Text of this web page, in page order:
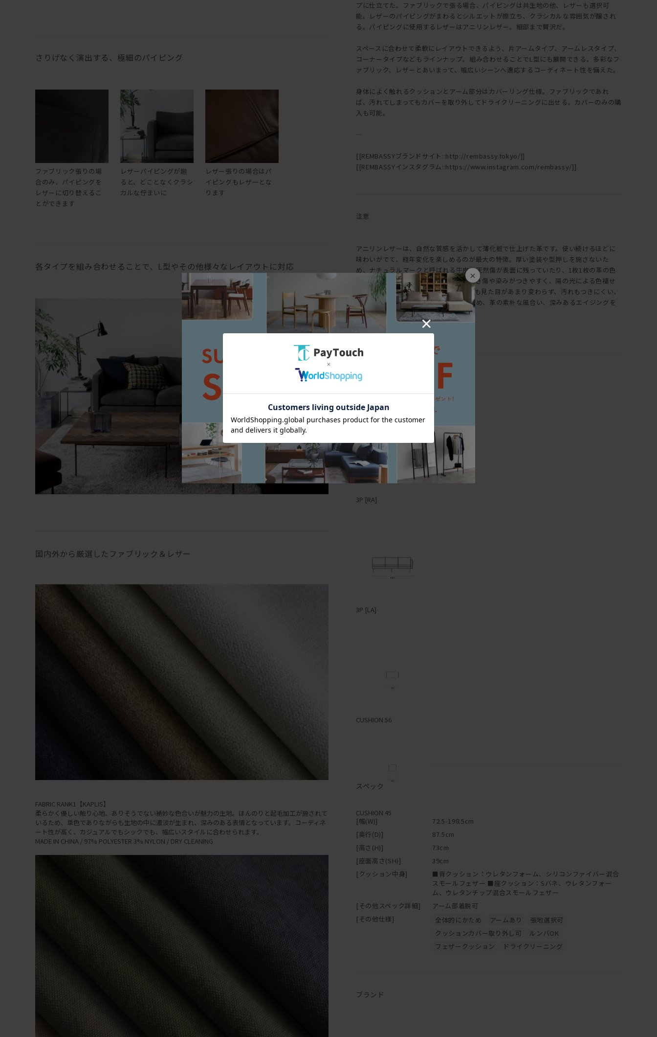
×
さりげなく演出する、極細のパイピング
ファブリック張りの場
合のみ、パイピングを
レザーに切り替えるこ
とができます
レザーパイピングが廻
ると、どことなくクラシ
カルな佇まいに
レザー張りの場合はパ
イピングもレザーとな
ります
各タイプを組み合わせることで、L型やその他様々なレイアウトに対応
国内外から厳選したファブリック＆レザー
FABRIC RANK1【KAPLIS】
柔らかく優しい触り心地、ありそうでない絶妙な色合いが魅力の生地。ほんのりと起毛加工が施されて
いるため、単色でありながらも生地の中に濃淡が生まれ、深みのある表情となっています。コーディネ
ート性が高く、カジュアルでもシックでも、幅広いスタイルに合わせられます。
MADE IN CHINA / 97% POLYESTER 3% NYLON / DRY CLEANING
プに仕立てた。ファブリックで張る場合、パイピングは共生地の他、レザーも選択可
能。レザーのパイピングがまわるとシルエットが際立ち、クラシカルな雰囲気が醸され
る。パイピングに使用するレザーはアニリンレザー。細部まで贅沢だ。
スペースに合わせて柔軟にレイアウトできるよう、片アームタイプ、アームレスタイプ、
コーナータイプなどもラインナップ。組み合わせることでL型にも展開できる。多彩なフ
ァブリック、レザーとあいまって、幅広いシーンへ適応するコーディネート性を備えた。
身体によく触れるクッションとアーム部分はカバーリング仕様。ファブリックであれ
ば、汚れてしまってもカバーを取り外してドライクリーニングに出せる。カバーのみの購
入も可能。
[[REMBASSYブランドサイト::http://rembassy.tokyo/]]
[[REMBASSYインスタグラム::https://www.instagram.com/rembassy/]]
注意
アニリンレザーは、自然な質感を活かして薄化粧で仕上げた革です。使い続けるほどに
味わいがでて、経年変化を楽しめるのが最大の特徴。厚い塗装や型押しを施さないた
め、ナチュラルマークと呼ばれる牛皮の天然傷が表面に残っていたり、1枚1枚の革の色
味にバラつきがあります。また、ひっかき傷や染みがつきやすく、陽の光による色褪せ
も生じます。均一な表面で、使い続けても見た目があまり変わらず、汚れもつきにくい、
というような一般的な革とは全く違うため、革の素朴な風合い、深みあるエイジングを
求める方におすすめです。
三面図
3P [RA]
3P [LA]
CUSHION 56
CUSHION 45
スペック
[幅(W)]
72.5-198.5cm
[奥行(D)]
87.5cm
[高さ(H)]
73cm
[座面高さ(SH)]
39cm
[クッション中身]
■背クッション：ウレタンフォーム、シリコンファイバー混合
スモールフェザー ■座クッション：Sバネ、ウレタンフォー
ム、ウレタンチップ混合スモールフェザー
[その他スペック詳細]
アーム部着脱可
[その他仕様]
全体的にかため アームあり
張地選択可
クッションカバー取り外し可
ルンバOK
フェザークッション
ドライクリーニング
ブランド